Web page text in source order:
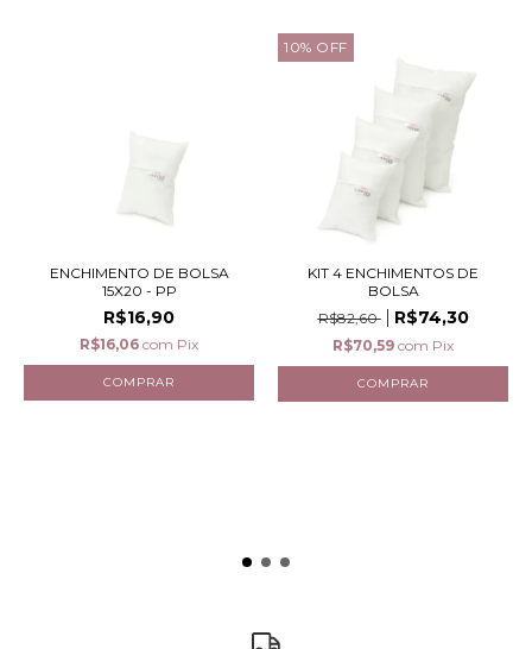
ENCHIMENTO DE BOLSA
15X20 - PP
R$16,90
R$16,06 com Pix
10% OFF
KIT 4 ENCHIMENTOS DE
BOLSA
R$82,60
R$74,30
R$70,59 com Pix